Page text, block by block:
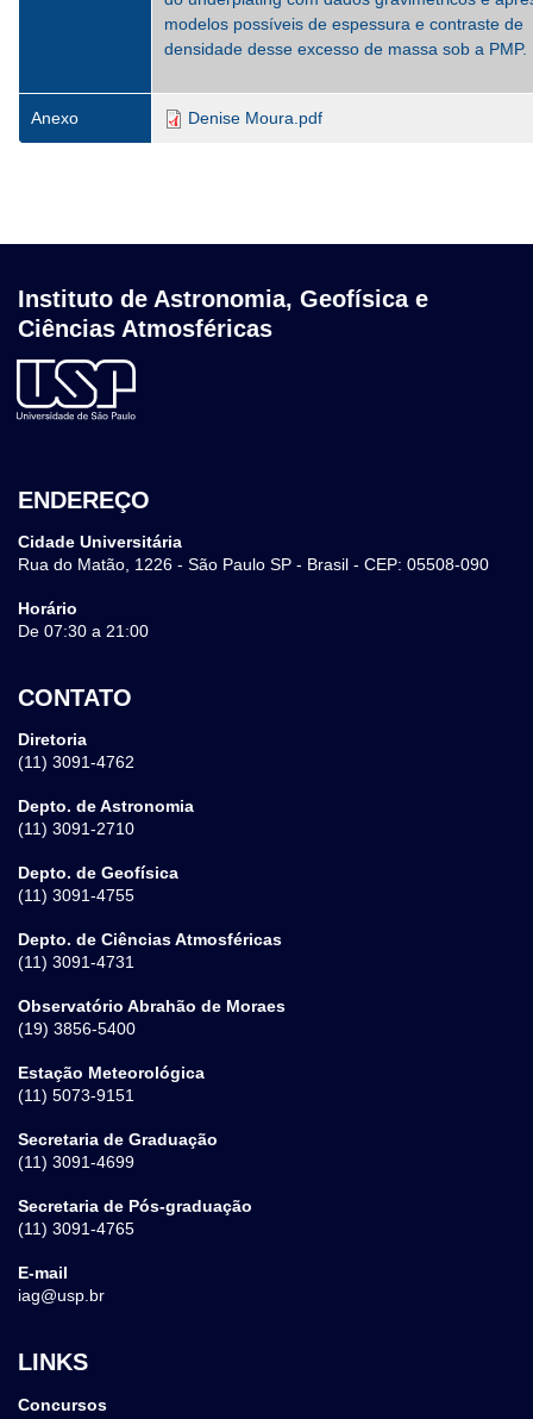
modelos possíveis de espessura e contraste de
densidade desse excesso de massa sob a PMP.
Anexo Denise Moura.pdf
Instituto de Astronomia, Geofísica e
Ciências Atmosféricas
ENDEREÇO
Cidade Universitária
Rua do Matão, 1226 - São Paulo SP - Brasil - CEP: 05508-090
Horário
De 07:30 a 21:00
CONTATO
Diretoria
(11) 3091-4762
Depto. de Astronomia
(11) 3091-2710
Depto. de Geofísica
(11) 3091-4755
Depto. de Ciências Atmosféricas
(11) 3091-4731
Observatório Abrahão de Moraes
(19) 3856-5400
Estação Meteorológica
(11) 5073-9151
Secretaria de Graduação
(11) 3091-4699
Secretaria de Pós-graduação
(11) 3091-4765
E-mail
iag@usp.br
LINKS
Concursos